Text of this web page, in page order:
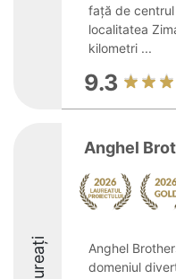
față de
localitatea
kilometri ...
9.3
Laureați
Anghel
Anghel
domeniul